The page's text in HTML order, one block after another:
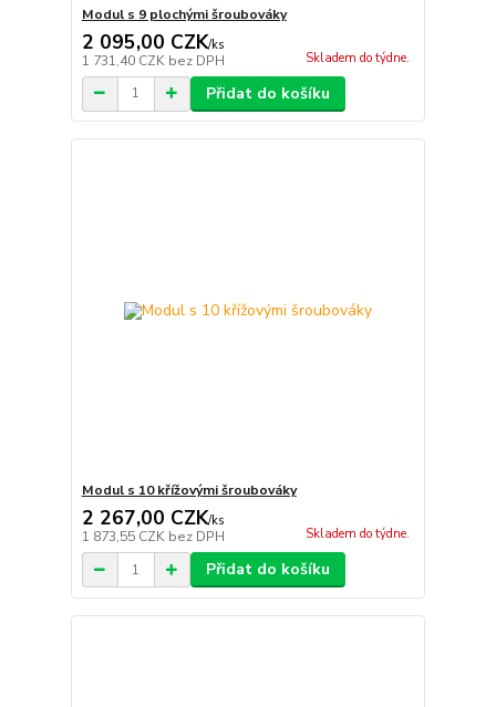
Modul s 9 plochými šroubováky
2 095,00 CZK/ks
1 731,40 CZK bez DPH Skladem do týdne.
Přidat do košíku
Modul s 10 křížovými šroubováky
2 267,00 CZK/ks
1 873,55 CZK bez DPH Skladem do týdne.
Přidat do košíku